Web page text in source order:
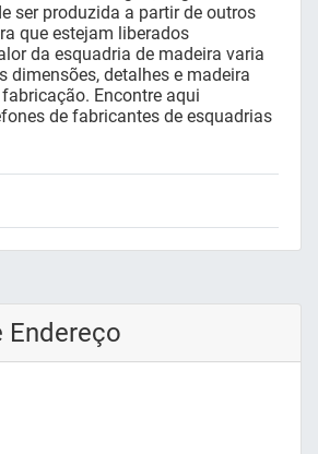
ser produzida a partir de outros
que estejam liberados
da esquadria de madeira varia
dimensões, detalhes e madeira
Encontre aqui
de fabricantes de esquadrias
Endereço